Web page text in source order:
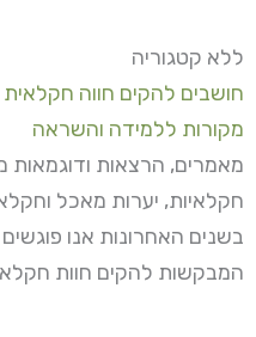
ללא קטגוריה
חושבים להקים חווה חקלאית
מקורות ללמידה והשראה
מאמרים, הרצאות ודוגמאות
חקלאיות, יערות מאכל
בשנים האחרונות אנו פוגשים
המבקשות להקים חוות